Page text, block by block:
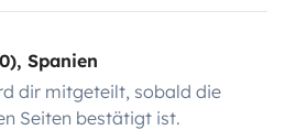
Spanien
dir mitgeteilt, sobald die
Seiten bestätigt ist.